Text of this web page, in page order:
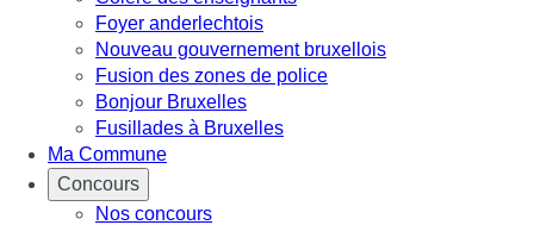
Foyer anderlechtois
Nouveau gouvernement bruxellois
Fusion des zones de police
Bonjour Bruxelles
Fusillades à Bruxelles
Ma Commune
Concours
Nos concours